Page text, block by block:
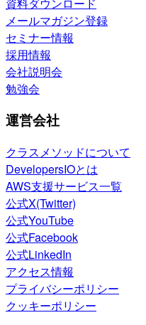
メールマガジン登録
セミナー情報
採用情報
会社説明会
勉強会
運営会社
クラスメソッドについて
DevelopersIOとは
AWS支援サービス一覧
公式X(Twitter)
公式YouTube
公式Facebook
公式LinkedIn
アクセス情報
プライバシーポリシー
クッキーポリシー